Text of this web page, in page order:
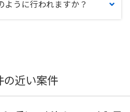
ように行われますか？
の近い案件